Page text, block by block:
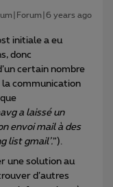
years ago
initiale a eu
donc
certain nombre
la communication
a laissé un
envoi mail à des
list gmail’.”).
une solution au
d’autres